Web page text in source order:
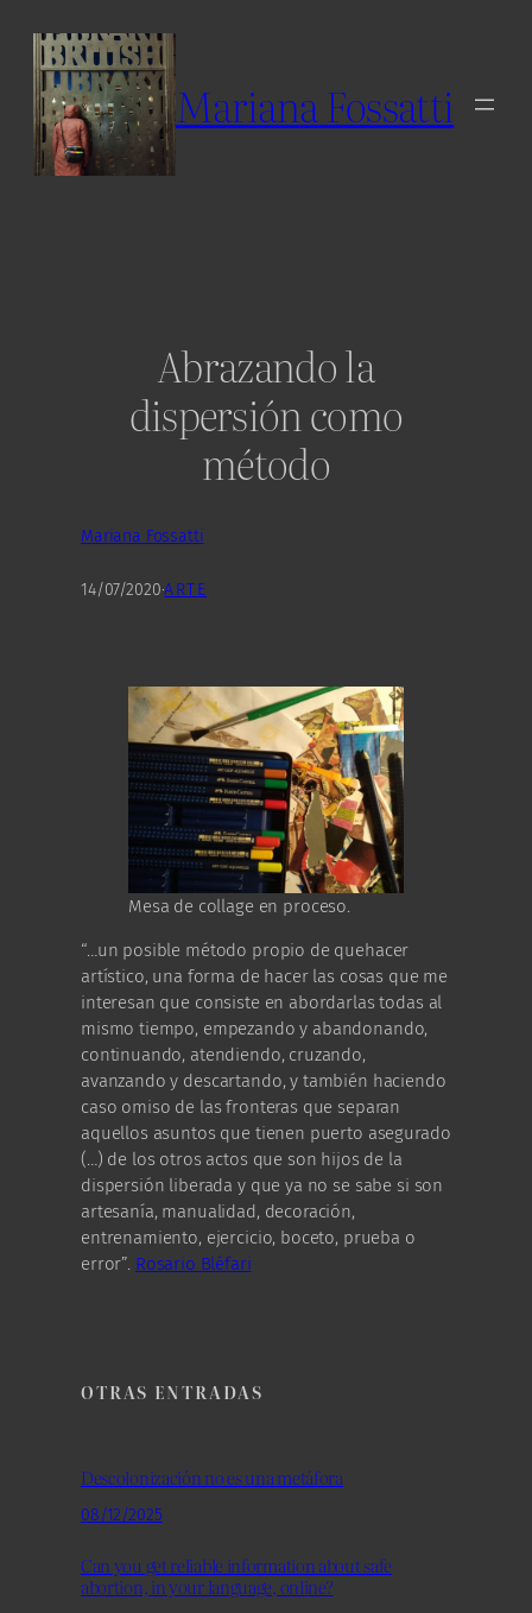
content
Mariana Fossatti
Abrazando la
dispersión como
método
Mariana Fossatti
14/07/2020·ARTE
Mesa de collage en proceso.
“…un posible método propio de quehacer
artístico, una forma de hacer las cosas que me
interesan que consiste en abordarlas todas al
mismo tiempo, empezando y abandonando,
continuando, atendiendo, cruzando,
avanzando y descartando, y también haciendo
caso omiso de las fronteras que separan
aquellos asuntos que tienen puerto asegurado
(…) de los otros actos que son hijos de la
dispersión liberada y que ya no se sabe si son
artesanía, manualidad, decoración,
entrenamiento, ejercicio, boceto, prueba o
error”. Rosario Bléfari
OTRAS ENTRADAS
Descolonización no es una metáfora
08/12/2025
Can you get reliable information about safe
abortion, in your language, online?